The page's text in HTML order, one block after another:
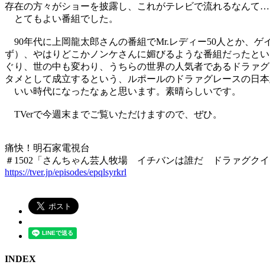
存在の方々がショーを披露し、これがテレビで流れるなんて
とてもよい番組でした。
90年代に上岡龍太郎さんの番組でMr.レディー50人とか、ゲ
ず）、やはりどこかノンケさんに媚びるような番組だったと
ぐり、世の中も変わり、うちらの世界の人気者であるドラァ
タメとして成立するという、ルポールのドラァグレースの日
いい時代になったなぁと思います。素晴らしいです。
TVerで今週末までご覧いただけますので、ぜひ。
痛快！明石家電視台
＃1502「さんちゃん芸人牧場 イチバンは誰だ ドラァグクイ
https://tver.jp/episodes/epqlsyrkrl
INDEX